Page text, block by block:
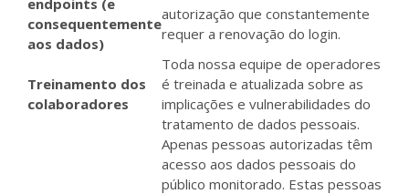
endpoints (e
consequentemente
aos dados)
autorização que constantemente
requer a renovação do login.
Treinamento dos
colaboradores
Toda nossa equipe de operadores
é treinada e atualizada sobre as
implicações e vulnerabilidades do
tratamento de dados pessoais.
Apenas pessoas autorizadas têm
acesso aos dados pessoais do
público monitorado. Estas pessoas